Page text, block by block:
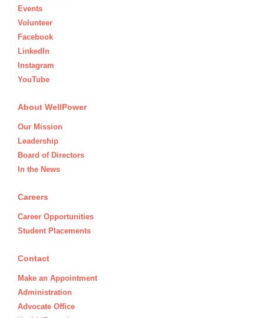
Events
Volunteer
Facebook
LinkedIn
Instagram
YouTube
About WellPower
Our Mission
Leadership
Board of Directors
In the News
Careers
Career Opportunities
Student Placements
Contact
Make an Appointment
Administration
Advocate Office